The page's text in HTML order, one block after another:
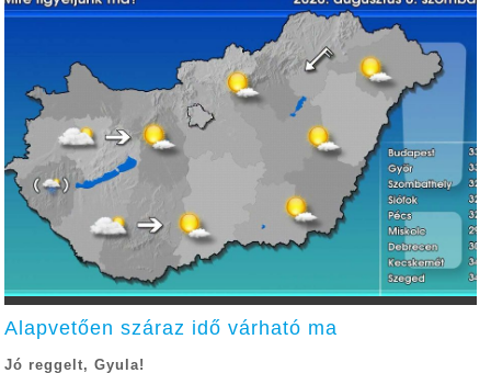
Alapvetően száraz idő várható ma
Jó reggelt, Gyula!